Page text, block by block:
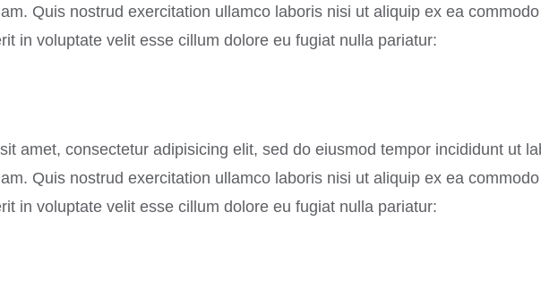
Quis nostrud exercitation ullamco laboris nisi ut aliquip ex ea
in voluptate velit esse cillum dolore eu fugiat nulla pariatur:
amet, consectetur adipisicing elit, sed do eiusmod tempor incididunt ut
Quis nostrud exercitation ullamco laboris nisi ut aliquip ex ea
in voluptate velit esse cillum dolore eu fugiat nulla pariatur: